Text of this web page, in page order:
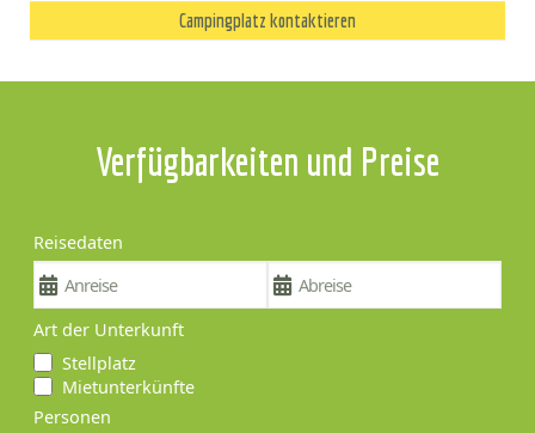
Campingplatz kontaktieren
Verfügbarkeiten und Preise
Reisedaten
Art der Unterkunft
Stellplatz
Mietunterkünfte
Personen